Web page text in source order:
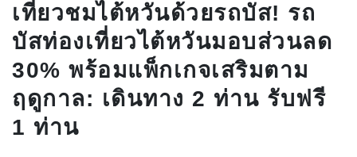
เที่ยวชมไต้หวันด้วยรถบัส! รถ
บัสท่องเที่ยวไต้หวันมอบส่วนลด
30% พร้อมแพ็กเกจเสริมตาม
ฤดูกาล: เดินทาง 2 ท่าน รับฟรี
1 ท่าน